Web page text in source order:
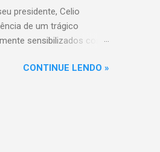
presidente, Celio
de um trágico
sensibilizados com
dedicação e espírito
CONTINUE LENDO »